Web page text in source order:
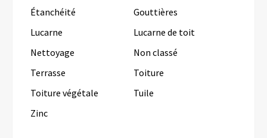
Étanchéité
Gouttières
Lucarne
Lucarne de toit
Nettoyage
Non classé
Terrasse
Toiture
Toiture végétale
Tuile
Zinc